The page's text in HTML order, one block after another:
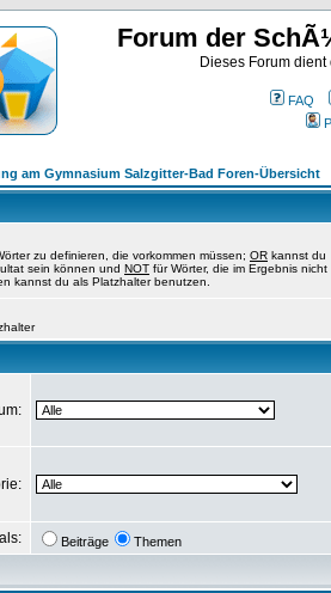
Forum der
Dieses Forum
FAQ
am Gymnasium Salzgitter-Bad Foren-Übersicht
zu definieren, die vorkommen müssen; OR kannst du
sein können und NOT für Wörter, die im Ergebnis nicht
kannst du als Platzhalter benutzen.
Beiträge Themen